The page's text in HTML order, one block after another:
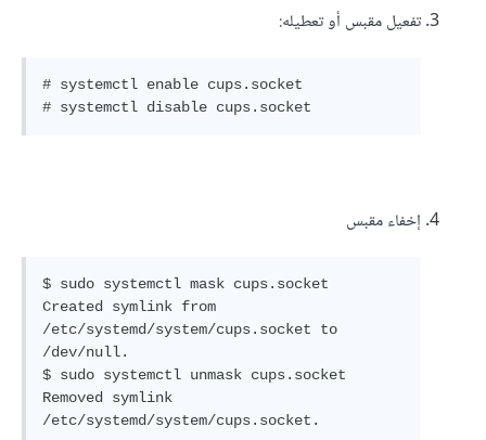
تفعيل مقبس أو تعطيله:
# systemctl enable cups.socket
# systemctl disable cups.socket
إخفاء مقبس
$ sudo systemctl mask cups.socket
Created symlink from
/etc/systemd/system/cups.socket to
/dev/null.
$ sudo systemctl unmask cups.socket
Removed symlink
/etc/systemd/system/cups.socket.